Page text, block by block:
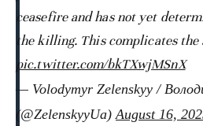
ceasefire and has not yet
the killing. This complicates
pic.twitter.com/bkTXwjMSnX
— Volodymyr Zelenskyy /
(@ZelenskyyUa)August 16,